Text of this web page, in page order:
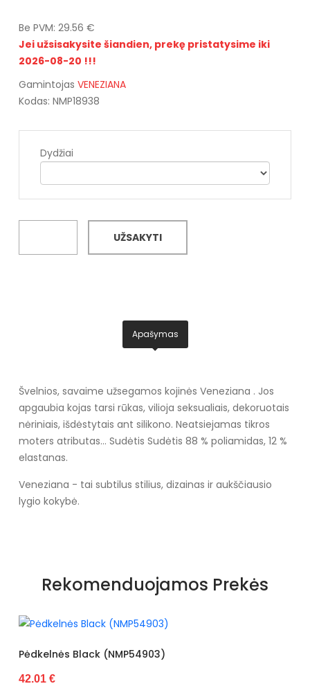
Be PVM: 29.56 €
Jei užsisakysite šiandien, prekę pristatysime iki
2026-08-20 !!!
Gamintojas VENEZIANA
Kodas: NMP18938
Dydžiai
UŽSAKYTI
Apašymas
Švelnios, savaime užsegamos kojinės Veneziana . Jos
apgaubia kojas tarsi rūkas, vilioja seksualiais, dekoruotais
nėriniais, išdėstytais ant silikono. Neatsiejamas tikros
moters atributas... Sudėtis Sudėtis 88 % poliamidas, 12 %
elastanas.
Veneziana - tai subtilus stilius, dizainas ir aukščiausio
lygio kokybė.
Rekomenduojamos Prekės
Black (NMP54903)